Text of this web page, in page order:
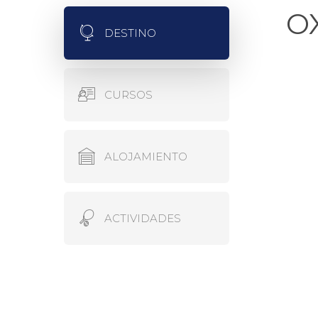
DESTINO
CURSOS
ALOJAMIENTO
ACTIVIDADES